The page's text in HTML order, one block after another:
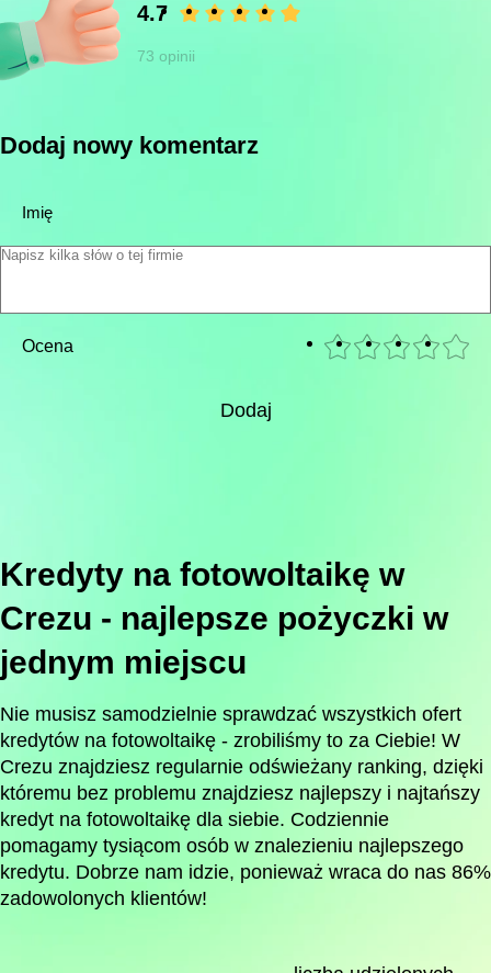
4.7
73 opinii
Dodaj nowy komentarz
Imię
Ocena
Dodaj
Kredyty na fotowoltaikę w
Crezu - najlepsze pożyczki w
jednym miejscu
Nie musisz samodzielnie sprawdzać wszystkich ofert
kredytów na fotowoltaikę - zrobiliśmy to za Ciebie! W
Crezu znajdziesz regularnie odświeżany ranking, dzięki
któremu bez problemu znajdziesz najlepszy i najtańszy
kredyt na fotowoltaikę dla siebie. Codziennie
pomagamy tysiącom osób w znalezieniu najlepszego
kredytu. Dobrze nam idzie, ponieważ wraca do nas 86%
zadowolonych klientów!